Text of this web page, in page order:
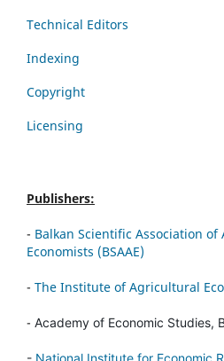
Technical Editors
Indexing
Copyright
Licensing
Publishers:
- Balkan Scientific Association
Economists (BSAAE)
- The Institute of Agricultural
- Academy of Economic Studies,
- National Institute for Economic